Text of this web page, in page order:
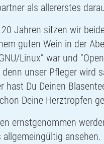
als allererstes
Jahren sitzen wir
guten Wein in der
/Linux” war und “
unser Pfleger wird
hast Du Deinen
Deine Herztropfen
ernstgenommen